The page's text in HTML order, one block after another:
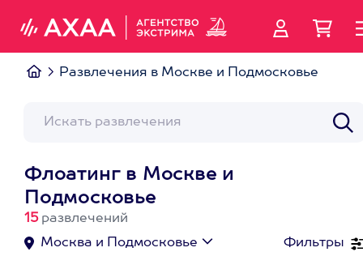
Развлечения в Москве и Подмосковье
Флоатинг в Москве и
Подмосковье
15развлечений
Фильтры
Москва и Подмосковье